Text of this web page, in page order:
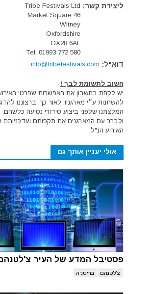
ליצירת קשר: Tribe Festivals Ltd
46
Market Square
Witney
Oxfordshire
OX28 6AL
Tel: 01993 772 580
דוא"ל: info@tribefestivals.com
חשוב לתשומת לבך !
יש לקחת בחשבון את האפשרות שפרטי
להשתנות ע״י מארגניו. לאור כך, ברצוננו
המלצתנו שלפני ביצוע סידורי נסיעה
ולברר עם המארגנים את תקפותם ועדכניותם
האירוע הנ"ל.
אולי יעניין אותך גם
פסטיבל המדע של העיר צ'לטנהם
צ'לטנהם בריטניה